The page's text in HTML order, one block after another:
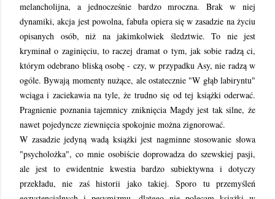
melancholijna, a jednocześnie bardzo mroczna. Brak w niej
dynamiki, akcja jest powolna, fabuła opiera się w zasadzie na życiu
opisanych osób, niż na jakimkolwiek śledztwie. To nie jest
kryminał o zaginięciu, to raczej dramat o tym, jak sobie radzą ci,
którym odebrano bliską osobę - czy, w przypadku Asy, nie radzą w
ogóle. Bywają momenty nużące, ale ostatecznie "W głąb labiryntu"
wciąga i zaciekawia na tyle, że trudno się od tej książki oderwać.
Pragnienie poznania tajemnicy zniknięcia Magdy jest tak silne, że
nawet pojedyncze ziewnięcia spokojnie można zignorować.
W zasadzie jedyną wadą książki jest nagminne stosowanie słowa
"psycholożka", co mnie osobiście doprowadza do szewskiej pasji,
ale jest to ewidentnie kwestia bardzo subiektywna i dotyczy
przekładu, nie zaś historii jako takiej. Sporo tu przemyśleń